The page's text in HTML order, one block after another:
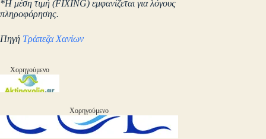
*Η μέση τιμή (FIXING) εμφανίζεται για λόγους
πληροφόρησης.
Πηγή Τράπεζα Χανίων
Χορηγούμενο
Χορηγούμενο